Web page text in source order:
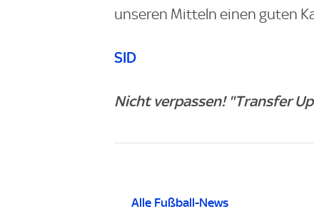
unseren Mitteln einen guten
SID
Nicht verpassen! "Transfer
Alle Fußball-News